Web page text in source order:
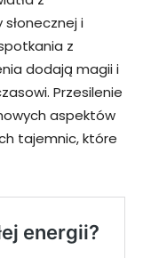
i
z
dodają magii i
Przesilenie
aspektów
tajemnic, które